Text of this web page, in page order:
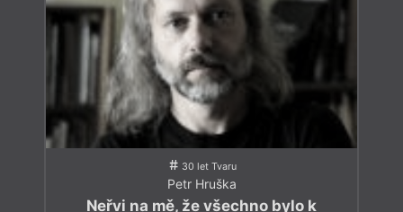
30 let Tvaru
Petr Hruška
Neřvi na mě, že všechno bylo k